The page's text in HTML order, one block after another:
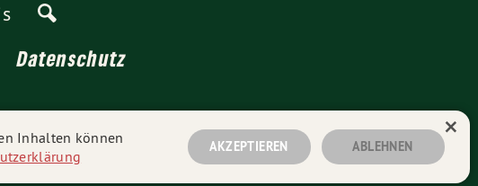
Datenschutz
Inhalten können
AKZEPTIEREN ABLEHNEN
×